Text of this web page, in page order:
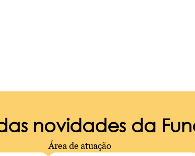
novidades da
Área de atuação